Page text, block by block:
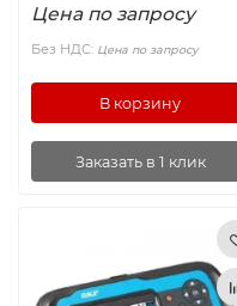
Цена по запросу
Без НДС: Цена по запросу
В корзину
Заказать в 1 клик